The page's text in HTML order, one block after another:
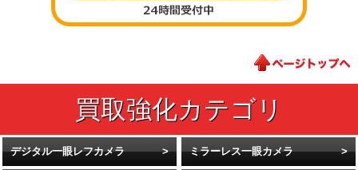
デジタル一眼レフカメラ ミラーレス一眼カメラ